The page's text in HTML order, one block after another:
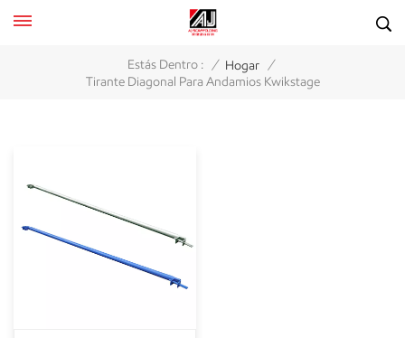
Estás Dentro : / Hogar /
Tirante Diagonal Para Andamios Kwikstage